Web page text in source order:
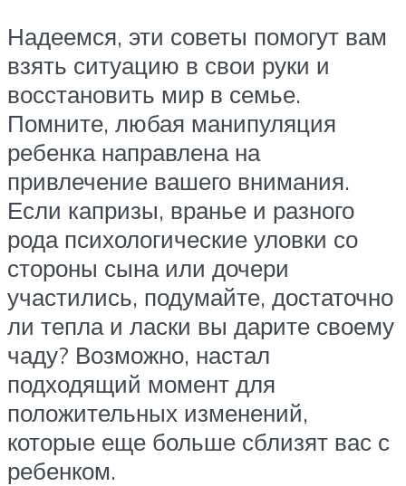
Надеемся, эти советы помогут вам
взять ситуацию в свои руки и
восстановить мир в семье.
Помните, любая манипуляция
ребенка направлена на
привлечение вашего внимания.
Если капризы, вранье и разного
рода психологические уловки со
стороны сына или дочери
участились, подумайте, достаточно
ли тепла и ласки вы дарите своему
чаду? Возможно, настал
подходящий момент для
положительных изменений,
которые еще больше сблизят вас с
ребенком.